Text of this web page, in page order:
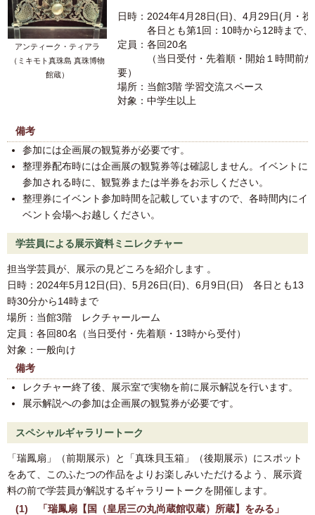
アンティーク・ティアラ
（ミキモト真珠島 真珠博物
館蔵）
日時：2024年4月28日(日)、4月29日(月・祝)
各日とも第1回：10時から12時まで、
定員：各回20名
（当日受付・先着順・開始１時間前か
要）
場所：当館3階 学習交流スペース
対象：中学生以上
備考
参加には企画展の観覧券が必要です。
整理券配布時には企画展の観覧券等は確認しません。イベントに
参加される時に、観覧券または半券をお示しください。
整理券にイベント参加時間を記載していますので、各時間内にイ
ベント会場へお越しください。
学芸員による展示資料ミニレクチャー
担当学芸員が、展示の見どころを紹介します 。
日時：2024年5月12日(日)、5月26日(日)、6月9日(日) 各日とも13
時30分から14時まで
場所：当館3階 レクチャールーム
定員：各回80名（当日受付・先着順・13時から受付）
対象：一般向け
備考
レクチャー終了後、展示室で実物を前に展示解説を行います。
展示解説への参加は企画展の観覧券が必要です。
スペシャルギャラリートーク
「瑞鳳扇」（前期展示）と「真珠貝玉箱」（後期展示）にスポット
をあて、このふたつの作品をよりお楽しみいただけるよう、展示資
料の前で学芸員が解説するギャラリートークを開催します。
(1) 「瑞鳳扇【国（皇居三の丸尚蔵館収蔵）所蔵】をみる」